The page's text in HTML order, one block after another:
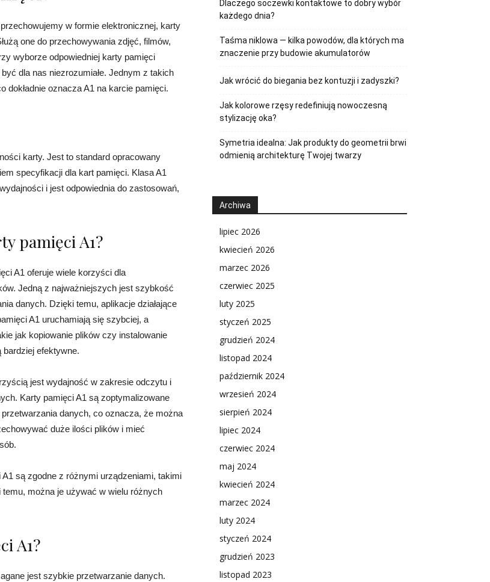
w formie elektronicznej, karty
one do przechowywania zdjęć, filmów,
wyborze odpowiedniej karty pamięci
dla nas niezrozumiałe. Jednym z takich
oznacza A1 na karcie pamięci.
karty. Jest to standard opracowany
specyfikacji dla kart pamięci. Klasa A1
i jest odpowiednia do zastosowań,
pamięci A1?
A1 oferuje wiele korzyści dla
Jedną z najważniejszych jest szybkość
danych. Dzięki temu, aplikacje działające
A1 uruchamiają się szybciej, a
jak kopiowanie plików czy instalowanie
bardziej efektywne.
jest wydajność w zakresie odczytu i
Karty pamięci A1 są zoptymalizowane
przetwarzania danych, co oznacza, że można
duże ilości plików i mieć
są zgodne z różnymi urządzeniami, takimi
można je używać w wielu różnych
A1?
jest szybkie przetwarzanie danych.
Dlaczego soczewki kontaktowe to dobry wybór
każdego dnia?
Taśma niklowa — kilka powodów, dla których ma
znaczenie przy budowie akumulatorów
Jak wrócić do biegania bez kontuzji i zadyszki?
Jak kolorowe rzęsy redefiniują nowoczesną
stylizację oka?
Symetria idealna: Jak produkty do geometrii brwi
odmienią architekturę Twojej twarzy
Archiwa
lipiec 2026
kwiecień 2026
marzec 2026
czerwiec 2025
luty 2025
styczeń 2025
grudzień 2024
listopad 2024
październik 2024
wrzesień 2024
sierpień 2024
lipiec 2024
czerwiec 2024
maj 2024
kwiecień 2024
marzec 2024
luty 2024
styczeń 2024
grudzień 2023
listopad 2023